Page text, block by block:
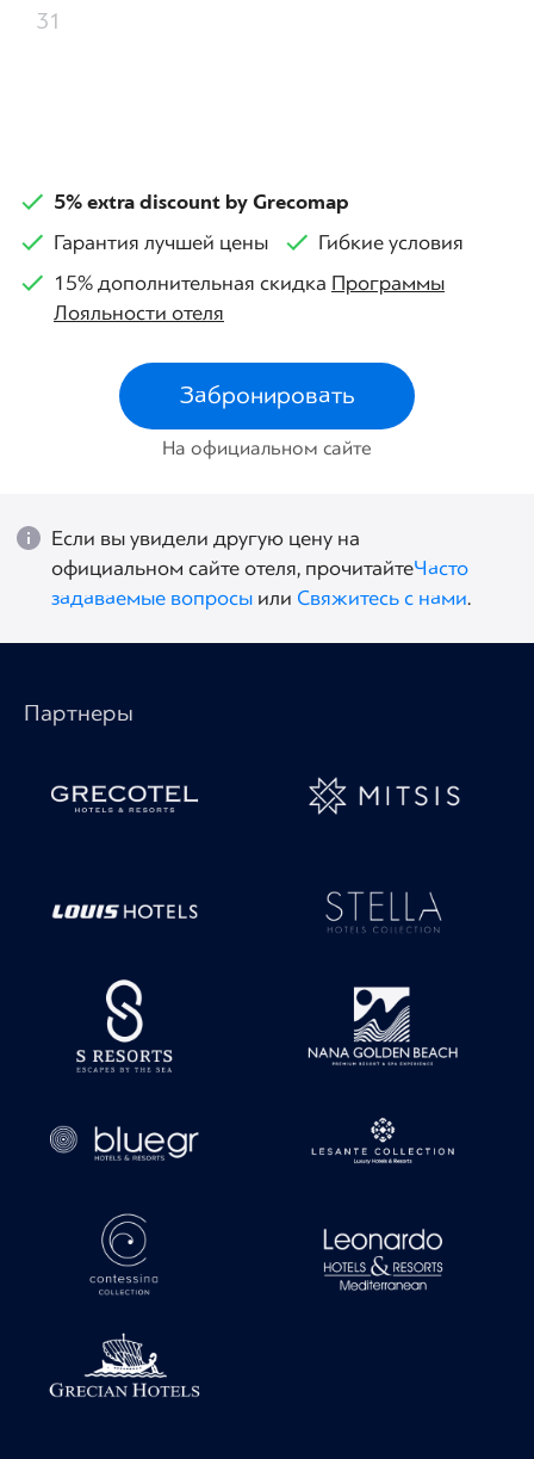
31
5% extra discount by Grecomap
Гарантия лучшей цены
Гибкие условия
15% дополнительная скидка Программы
Лояльности отеля
Забронировать
На официальном сайте
Если вы увидели другую цену на
официальном сайте отеля, прочитайтеЧасто
задаваемые вопросы или Свяжитесь с нами.
Партнеры